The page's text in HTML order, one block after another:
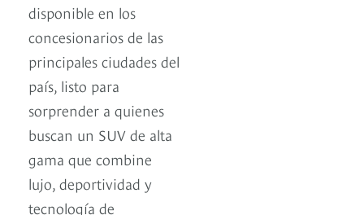
disponible en los
concesionarios de las
principales ciudades del
país, listo para
sorprender a quienes
buscan un SUV de alta
gama que combine
lujo, deportividad y
tecnología de